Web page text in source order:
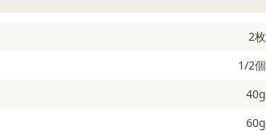
2枚
1/2個
40g
60g